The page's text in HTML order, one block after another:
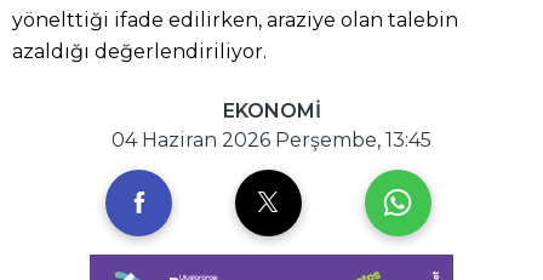
yönelttiği ifade edilirken, araziye olan talebin
azaldığı değerlendiriliyor.
EKONOMİ
04 Haziran 2026 Perşembe, 13:45